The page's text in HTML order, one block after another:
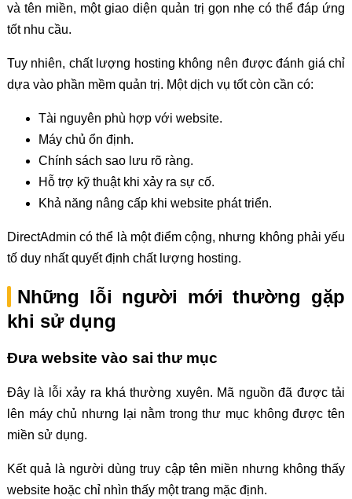
và tên miền, một giao diện quản trị gọn nhẹ có thể đáp ứng
tốt nhu cầu.
Tuy nhiên, chất lượng hosting không nên được đánh giá chỉ
dựa vào phần mềm quản trị. Một dịch vụ tốt còn cần có:
Tài nguyên phù hợp với website.
Máy chủ ổn định.
Chính sách sao lưu rõ ràng.
Hỗ trợ kỹ thuật khi xảy ra sự cố.
Khả năng nâng cấp khi website phát triển.
DirectAdmin có thể là một điểm cộng, nhưng không phải yếu
tố duy nhất quyết định chất lượng hosting.
Những lỗi người mới thường gặp
khi sử dụng
Đưa website vào sai thư mục
Đây là lỗi xảy ra khá thường xuyên. Mã nguồn đã được tải
lên máy chủ nhưng lại nằm trong thư mục không được tên
miền sử dụng.
Kết quả là người dùng truy cập tên miền nhưng không thấy
website hoặc chỉ nhìn thấy một trang mặc định.